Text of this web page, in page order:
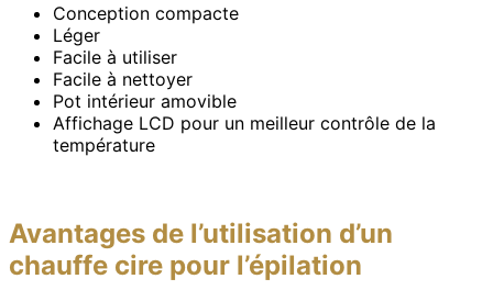
Conception compacte
Léger
Facile à utiliser
Facile à nettoyer
Pot intérieur amovible
Affichage LCD pour un meilleur contrôle de la
température
Avantages de l’utilisation d’un
chauffe cire pour l’épilation